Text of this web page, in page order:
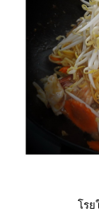
รย